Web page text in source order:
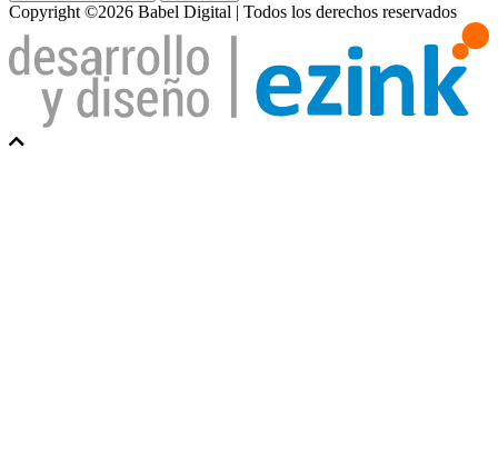
Copyright ©2026 Babel Digital | Todos los derechos reservados